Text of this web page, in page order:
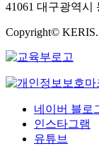
41061 대구광역시
Copyright©
네이버 블로
인스타그램
유튜브